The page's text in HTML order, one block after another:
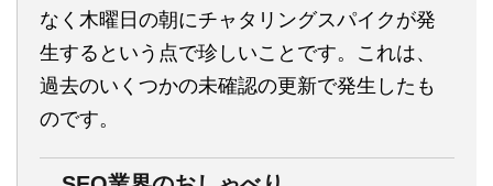
なく木曜日の朝にチャタリングスパイクが発
生するという点で珍しいことです。これは、
過去のいくつかの未確認の更新で発生したも
のです。